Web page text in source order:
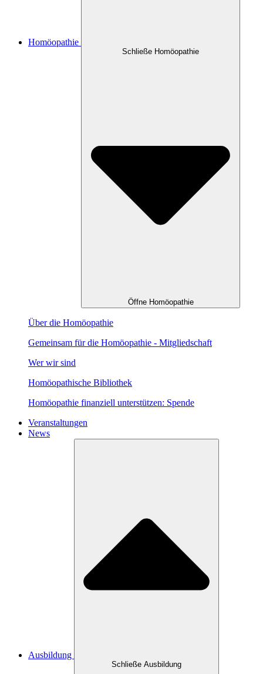
Homöopathie
Schließe Homöopathie
Öffne Homöopathie
Über die Homöopathie
Gemeinsam für die Homöopathie - Mitgliedschaft
Wer wir sind
Homöopathische Bibliothek
Homöopathie finanziell unterstützen: Spende
Veranstaltungen
News
Ausbildung
Schließe Ausbildung